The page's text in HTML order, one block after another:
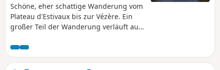
Schöne, eher schattige Wanderung vom
Plateau d'Estivaux bis zur Vézère. Ein
großer Teil der Wanderung verläuft auf
Abschnitte sind nicht markiert. Von der
Wanderung aus kann man das Schloss
Comborn oberhalb der Vézère sehen.